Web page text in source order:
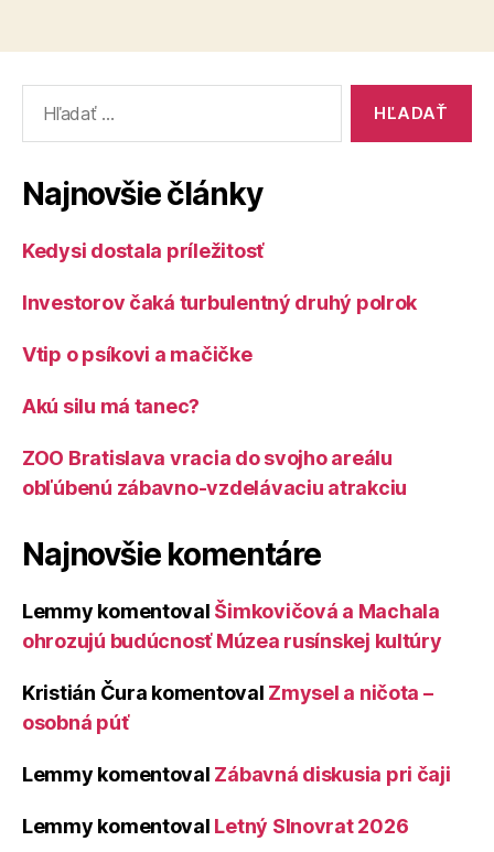
Najnovšie články
Kedysi dostala príležitosť
Investorov čaká turbulentný druhý polrok
Vtip o psíkovi a mačičke
Akú silu má tanec?
ZOO Bratislava vracia do svojho areálu
obľúbenú zábavno-vzdelávaciu atrakciu
Najnovšie komentáre
Lemmy komentoval Šimkovičová a Machala
ohrozujú budúcnosť Múzea rusínskej kultúry
Kristián Čura komentoval Zmysel a ničota –
osobná púť
Lemmy komentoval Zábavná diskusia pri čaji
Lemmy komentoval Letný Slnovrat 2026